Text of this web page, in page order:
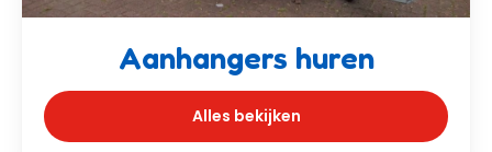
Aanhangers huren
Alles bekijken